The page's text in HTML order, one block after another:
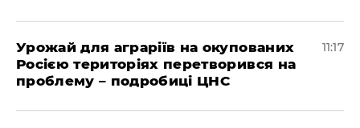
Урожай для аграріїв на окупованих
Росією територіях перетворився на
проблему – подробиці ЦНС
11:17